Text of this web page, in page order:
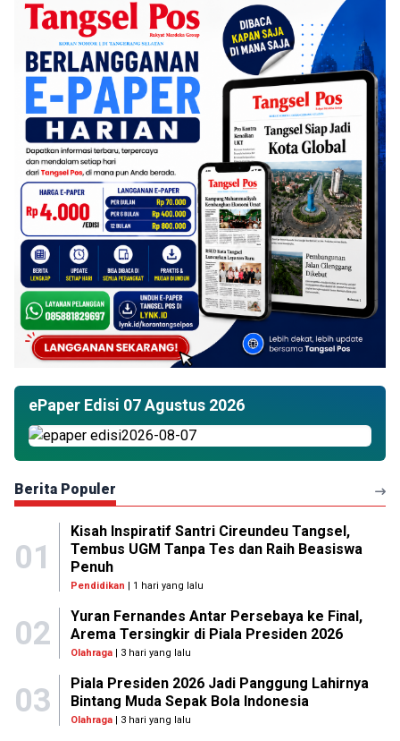
ePaper Edisi 07 Agustus 2026
Berita Populer
01
Kisah Inspiratif Santri Cireundeu Tangsel,
Tembus UGM Tanpa Tes dan Raih Beasiswa
Penuh
Pendidikan | 1 hari yang lalu
02
Yuran Fernandes Antar Persebaya ke Final,
Arema Tersingkir di Piala Presiden 2026
Olahraga| 3 hari yang lalu
03
Piala Presiden 2026 Jadi Panggung Lahirnya
Bintang Muda Sepak Bola Indonesia
Olahraga| 3 hari yang lalu